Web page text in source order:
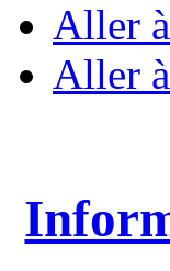
Aller
Aller